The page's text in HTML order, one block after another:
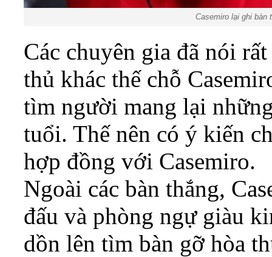
Casemiro lại ghi bàn
Các chuyên gia đã nói
thủ khác thế chỗ
tìm người mang lại
tuổi. Thế nên có ý kiến
hợp đồng với Casemiro.
Ngoài các bàn thắng,
đấu và phòng ngự giàu
dồn lên tìm bàn gỡ hòa